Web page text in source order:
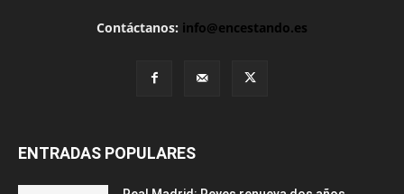
Contáctanos: info@encestando.es
ENTRADAS POPULARES